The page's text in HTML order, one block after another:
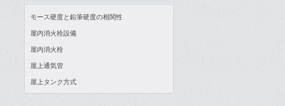
モース硬度と鉛筆硬度の相関性
屋内消火栓設備
屋内消火栓
屋上通気管
屋上タンク方式